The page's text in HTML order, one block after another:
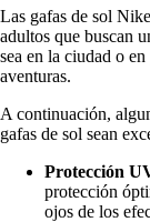
Las gafas de sol
adultos que buscan
sea en la ciudad o
aventuras.
A continuación,
gafas de sol sean
Protección
protección
ojos de los